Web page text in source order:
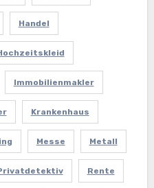
Handel
Immobilienmakler
Krankenhaus
Messe Metall
Rente